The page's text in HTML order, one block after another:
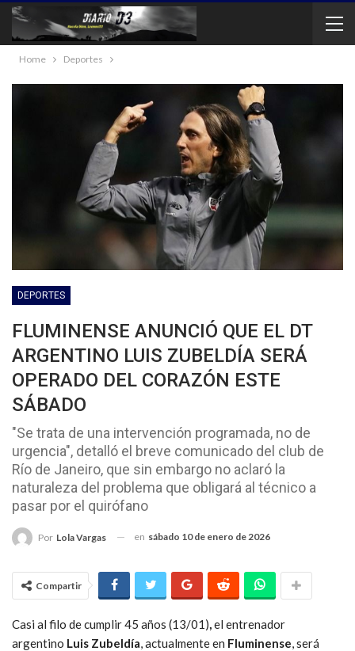
Home Deportes
DEPORTES
FLUMINENSE ANUNCIÓ QUE EL DT
ARGENTINO LUIS ZUBELDÍA SERÁ
OPERADO DEL CORAZÓN ESTE
SÁBADO
"Se trata de una intervención programada, no de
urgencia", detalló el breve comunicado del club de
Río de Janeiro, que sin embargo no aclaró la
naturaleza del problema que obligará al técnico a
pasar por el quirófano
Por Lola Vargas en sábado 10 de enero de 2026
Compartir
Casi al filo de cumplir 45 años (13/01),el entrenador
argentino Luis Zubeldía, actualmente en Fluminense, será